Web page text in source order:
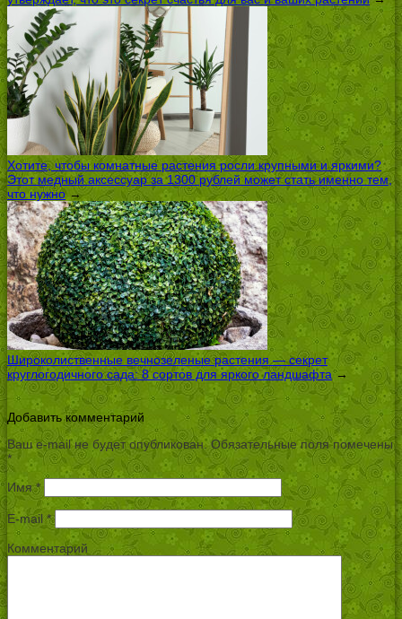
Хотите, чтобы комнатные растения росли крупными и яркими?
Этот медный аксессуар за 1300 рублей может стать именно тем,
что нужно→
Широколиственные вечнозеленые растения — секрет
круглогодичного сада: 8 сортов для яркого ландшафта→
Добавить комментарий
Ваш e-mail не будет опубликован.Обязательные поля помечены
*
Имя*
E-mail*
Комментарий